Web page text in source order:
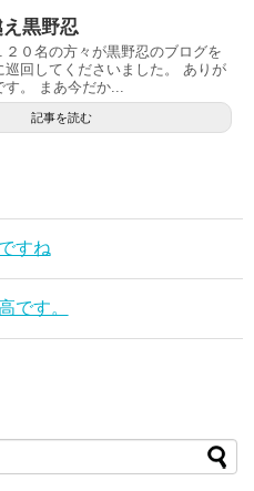
黒野忍
２０名の方々が黒野忍のブログを
巡回してくださいました。 ありが
。 まあ今だか...
記事を読む
すね
です。